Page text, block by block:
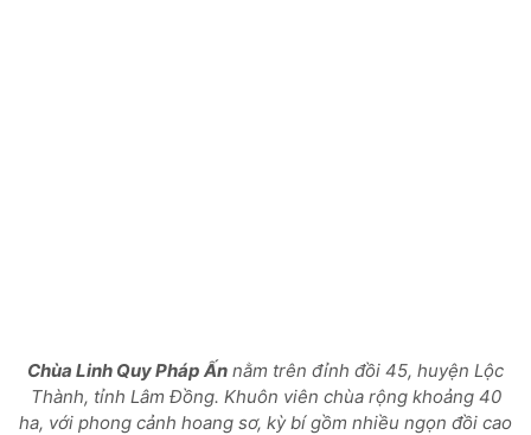
Chùa Linh Quy Pháp Ấn nằm trên đỉnh đồi 45, huyện Lộc
Thành, tỉnh Lâm Đồng. Khuôn viên chùa rộng khoảng 40
ha, với phong cảnh hoang sơ, kỳ bí gồm nhiều ngọn đồi cao